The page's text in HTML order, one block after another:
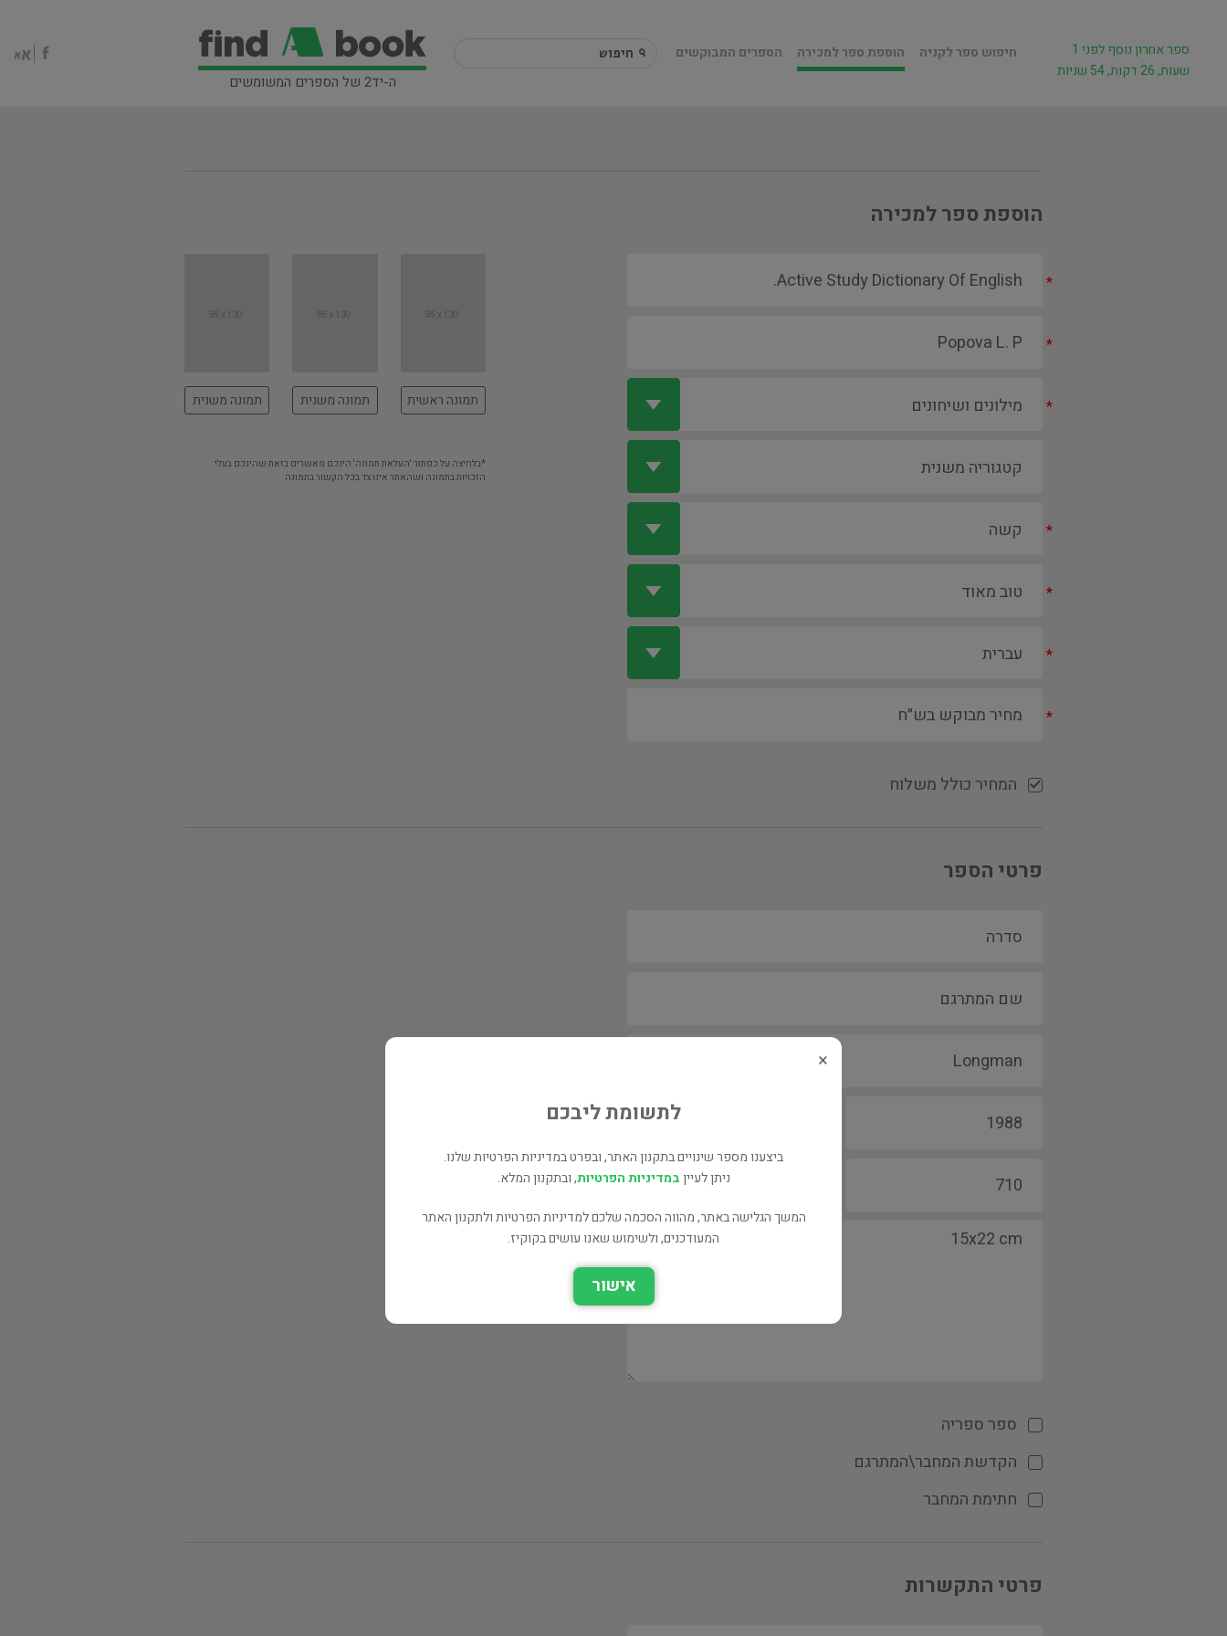
ה-יד2 של הספרים המשומשים
חיפוש ספר לקניה הוספת ספר למכירה הספרים המבוקשים
ספר אחרון נוסף לפני 1
שעות, 26 דקות, 54 שניות
הוספת ספר למכירה
*
*
*
*
*
*
*
המחיר כולל משלוח
תמונה ראשית תמונה משנית תמונה משנית
*בלחיצה על כפתור 'העלאת תמונה' הינכם מאשרים בזאת שהינכם בעלי
הזכויות בתמונה ושהאתר אינו צד בכל הקשור בתמונה
פרטי הספר
ספר ספריה
הקדשת המחבר\המתרגם
חתימת המחבר
פרטי התקשרות
×
לתשומת ליבכם
ביצענו מספר שינויים בתקנון האתר, ובפרט במדיניות הפרטיות שלנו.
ניתן לעייןבמדיניות הפרטיות, ובתקנון המלא.
המשך הגלישה באתר, מהווה הסכמה שלכם למדיניות הפרטיות ולתקנון האתר
המעודכנים, ולשימוש שאנו עושים בקוקיז.
אישור